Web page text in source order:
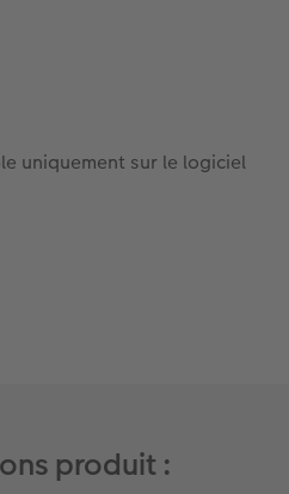
vos livres photos
produit :